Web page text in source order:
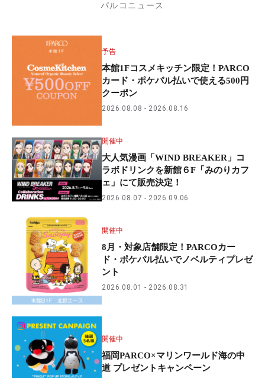
パルコニュース
予告
本館1Fコスメキッチン限定！PARCO
カード・ポケパル払いで使える500円
クーポン
2026.08.08 2026.08.16
開催中
大人気漫画「WIND BREAKER」コ
ラボドリンクを新館６F「みのりカフ
ェ」にて販売決定！
2026.08.07 2026.09.06
開催中
8月・対象店舗限定！PARCOカー
ド・ポケパル払いでノベルティプレゼ
ント
2026.08.01 2026.08.31
開催中
福岡PARCO×マリンワールド海の中
道 プレゼントキャンペーン